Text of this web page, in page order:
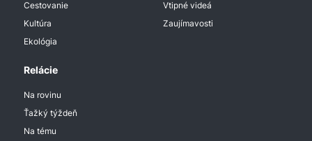
Cestovanie
Kultúra
Ekológia
Vtipné videá
Zaujímavosti
Relácie
Na rovinu
Ťažký týždeň
Na tému